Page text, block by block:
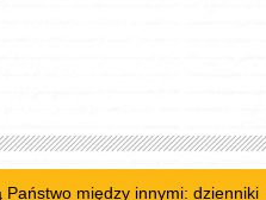
między innymi: dzienniki